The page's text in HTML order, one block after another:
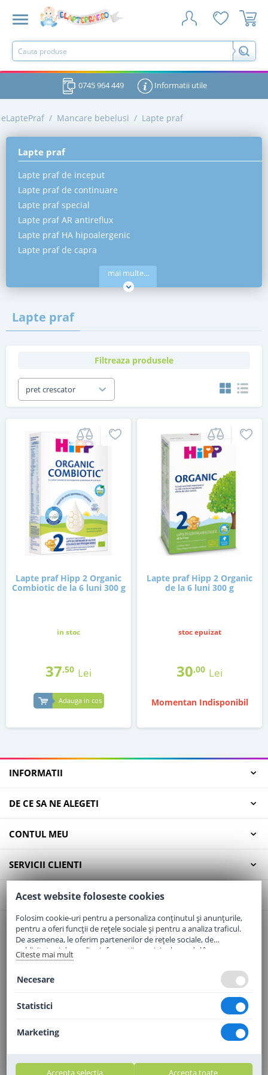
0745 964 449 Informatii utile
eLaptePraf / Mancare bebelusi / Lapte praf
Lapte praf
Lapte praf de inceput
Lapte praf de continuare
Lapte praf special
Lapte praf AR antireflux
Lapte praf HA hipoalergenic
Lapte praf de capra
mai multe...
Lapte praf
Filtreaza produsele
pret crescator
Lapte praf Hipp 2 Organic
Combiotic de la 6 luni 300 g
in stoc
37,50 Lei
Adauga in cos
Lapte praf Hipp 2 Organic
de la 6 luni 300 g
stoc epuizat
30,00 Lei
Momentan Indisponibil
INFORMATII
DE CE SA NE ALEGETI
CONTUL MEU
SERVICII CLIENTI
CONTACT
Email:office@elaptepraf.ro
Telefon:0745-964-449
Adresa:Sos. Borsului, Nr. 20, Oradea, Jud. Bihor
Acest website foloseste cookies
Folosim cookie-uri pentru a personaliza conținutul și anunțurile,
pentru a oferi funcții de rețele sociale și pentru a analiza traficul.
De asemenea, le oferim partenerilor de rețele sociale, de
publicitate și de analize informații cu privire la modul în care
folosiți site-ul nostru. Aceștia le pot combina cu alte informații
Citeste mai mult
Necesare
Statistici
Marketing
Accepta selectia Accepta toate